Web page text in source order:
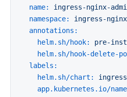
name:
ingress-nginx-
namespace:
ingress-nginx
annotations:
helm.sh/hook:
pre-
helm.sh/hook-delete-
labels:
helm.sh/chart:
app.kubernetes.io/